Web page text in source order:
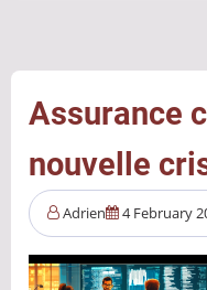
retour
d’expérience
un
métier
d’urgence,
de
précision…
Assurance
nouvelle
Adrien 4 February